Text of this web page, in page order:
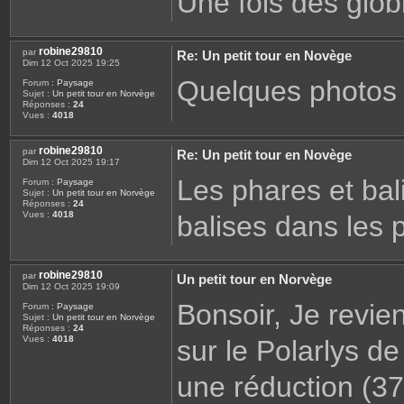
par robine29810
Dim 12 Oct 2025 19:25
Forum : Paysage
Sujet : Un petit tour en Norvège
Réponses : 24
Vues : 4018
Re: Un petit tour en Novège
Quelques
par robine29810
Dim 12 Oct 2025 19:17
Forum : Paysage
Sujet : Un petit tour en Norvège
Réponses : 24
Vues : 4018
Re: Un petit tour en Novège
Les phares et
balises dans les
par robine29810
Dim 12 Oct 2025 19:09
Forum : Paysage
Sujet : Un petit tour en Norvège
Réponses : 24
Vues : 4018
Un petit tour en Norvège
Bonsoir, Je
sur le Polarlys
une réduction